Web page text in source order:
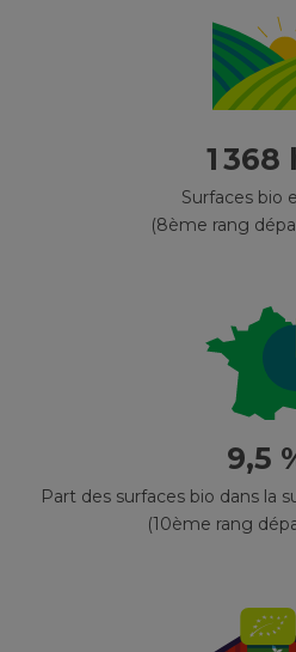
1 368
Surfaces bio
(8ème rang
9,5
Part des surfaces bio dans la
(10ème rang